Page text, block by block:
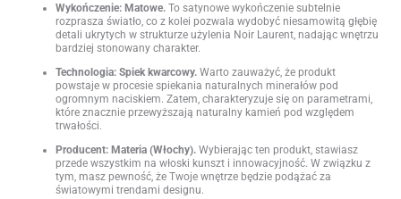
Wykończenie: Matowe. To satynowe wykończenie subtelnie
rozprasza światło, co z kolei pozwala wydobyć niesamowitą głębię
detali ukrytych w strukturze użylenia Noir Laurent, nadając wnętrzu
bardziej stonowany charakter.
Technologia: Spiek kwarcowy. Warto zauważyć, że produkt
powstaje w procesie spiekania naturalnych minerałów pod
ogromnym naciskiem. Zatem, charakteryzuje się on parametrami,
które znacznie przewyższają naturalny kamień pod względem
trwałości.
Producent: Materia (Włochy). Wybierając ten produkt, stawiasz
przede wszystkim na włoski kunszt i innowacyjność. W związku z
tym, masz pewność, że Twoje wnętrze będzie podążać za
światowymi trendami designu.